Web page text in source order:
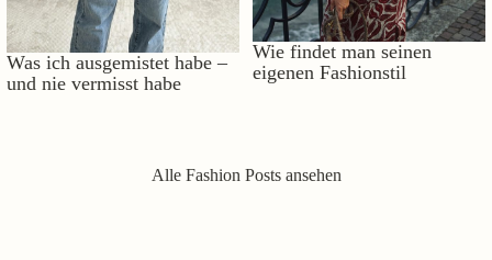
Was ich ausgemistet habe –
und nie vermisst habe
Wie findet man seinen
eigenen Fashionstil
Alle Fashion Posts ansehen